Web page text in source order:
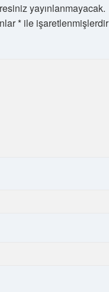
yayınlanmayacak.
*ile işaretlenmişlerdir